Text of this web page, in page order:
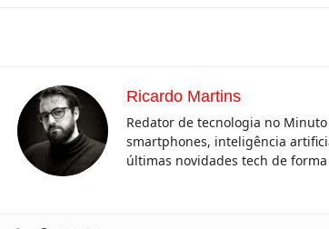
Ricardo Martins
Redator de tecnologia no
smartphones, inteligência
últimas novidades tech de